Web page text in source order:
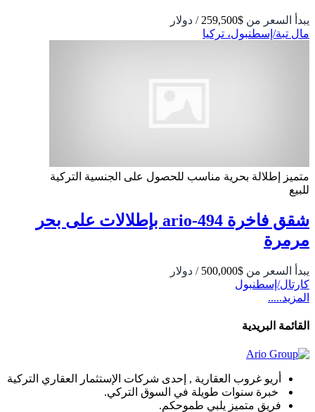
يبدأ السعر من $259,500
/ دولار
مال تبة/إسطنبول، تركيا
متميز إطلالة بحرية مناسب للحصول على الجنسية التركية
للبيع
شقق فاخرة 494-ario بإطلالات على بحر
مرمرة
يبدأ السعر من $500,000
/ دولار
كارتال/إسطنبول
المزيد.....
القائمة البريدية
أريو غروب العقارية , إحدى شركات الإستثمار العقاري التركية
خبرة سنوات طويلة في السوق التركي.
فريق متميز يلبي طموحكم.